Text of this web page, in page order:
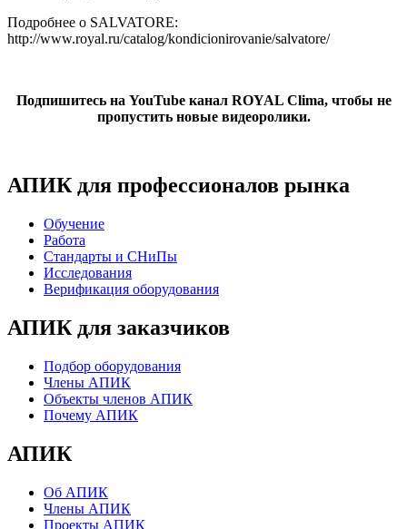
Подробнее о SALVATORE:
http://www.royal.ru/catalog/kondicionirovanie/salvatore/
Подпишитесь на YouTube канал ROYAL Clima, чтобы не
пропустить новые видеоролики.
АПИК для профессионалов рынка
Обучение
Работа
Стандарты и СНиПы
Исследования
Верификация оборудования
АПИК для заказчиков
Подбор оборудования
Члены АПИК
Объекты членов АПИК
Почему АПИК
АПИК
Об АПИК
Члены АПИК
Проекты АПИК